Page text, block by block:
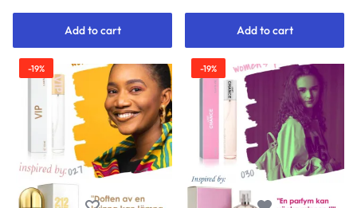
Add to cart Add to cart
-19% -19%